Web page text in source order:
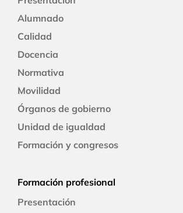
Alumnado
Calidad
Docencia
Normativa
Movilidad
Órganos de gobierno
Unidad de igualdad
Formación y congresos
Formación profesional
Presentación